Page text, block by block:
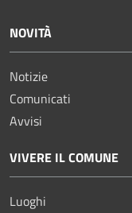
NOVITÀ
Notizie
Comunicati
Avvisi
VIVERE IL COMUNE
Luoghi